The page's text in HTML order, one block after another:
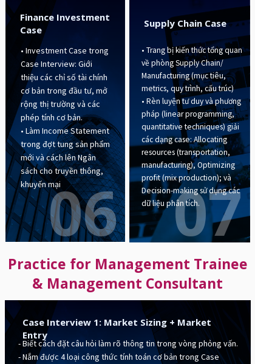
- Biết cách đặt câu hỏi làm rõ thông tin trong vòng phỏng vấn.
- Nắm được 4 loại công thức tính toán cơ bản trong Case
Case Interview 1: Market Sizing + Market
Entry
Practice for Management Trainee
& Management Consultant
• Investment Case trong
Case Interview: Giới
thiệu các chỉ số tài chính
cơ bản trong đầu tư, mở
rộng thị trường và các
phép tính cơ bản.
• Làm Income Statement
trong đợt tung sản phẩm
mới và cách lên Ngân
sách cho truyền thông,
khuyến mại
Finance Investment
Case
06
• Trang bị kiến thức tổng quan
về phòng Supply Chain/
Manufacturing (mục tiêu,
metrics, quy trình, cấu trúc)
• Rèn luyện tư duy và phương
pháp (linear programming,
quantitative techniques) giải
các dạng case: Allocating
resources (transportation,
manufacturing), Optimizing
profit (mix production); và
Decision-making sử dụng các
dữ liệu phân tích.
Supply Chain Case
07